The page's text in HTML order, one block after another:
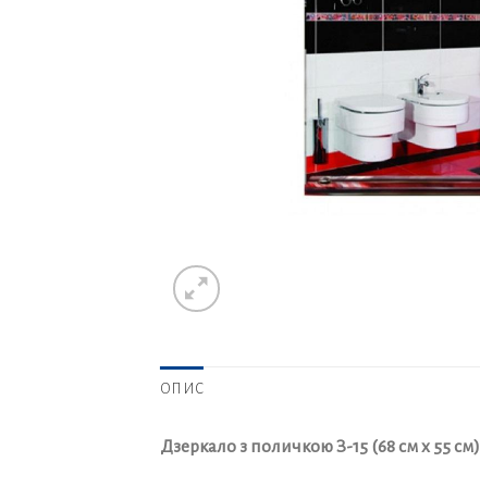
ОПИС
Дзеркало з поличкою З-15 (68 см х 55 см)